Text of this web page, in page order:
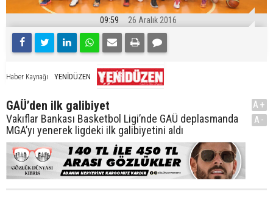
09:59 26 Aralık 2016
Haber Kaynağı YENİDÜZEN
GAÜ’den ilk galibiyet
Vakıflar Bankası Basketbol Ligi’nde GAÜ deplasmanda
MGA’yı yenerek ligdeki ilk galibiyetini aldı
A+
A-